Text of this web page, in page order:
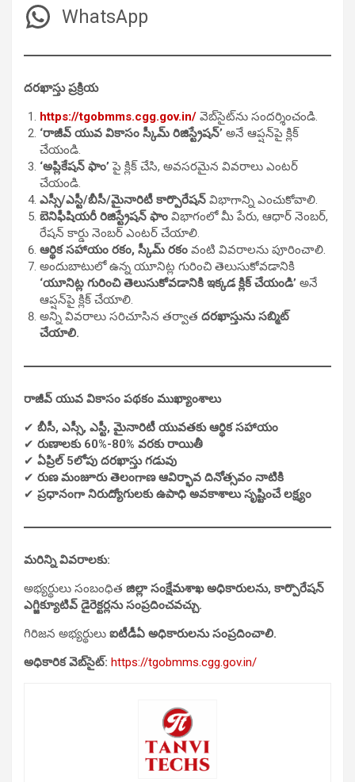
WhatsApp
దరఖాస్తు ప్రక్రియ
https://tgobmms.cgg.gov.in/ వెబ్‌సైట్‌ను సందర్శించండి.
‘రాజీవ్ యువ వికాసం స్కీమ్ రిజిస్ట్రేషన్’ అనే ఆప్షన్‌పై క్లిక్
చేయండి.
‘అప్లికేషన్ ఫాం’ పై క్లిక్ చేసి, అవసరమైన వివరాలు ఎంటర్
చేయండి.
ఎస్సీ/ఎస్టీ/బీసీ/మైనారిటీ కార్పొరేషన్ విభాగాన్ని ఎంచుకోవాలి.
బెనిఫీషియరీ రిజిస్ట్రేషన్ ఫాం విభాగంలో మీ పేరు, ఆధార్ నెంబర్,
రేషన్ కార్డు నెంబర్ ఎంటర్ చేయాలి.
ఆర్థిక సహాయం రకం, స్కీమ్ రకం వంటి వివరాలను పూరించాలి.
అందుబాటులో ఉన్న యూనిట్ల గురించి తెలుసుకోవడానికి
‘యూనిట్ల గురించి తెలుసుకోవడానికి ఇక్కడ క్లిక్ చేయండి’ అనే
ఆప్షన్‌పై క్లిక్ చేయాలి.
అన్ని వివరాలు సరిచూసిన తర్వాత దరఖాస్తును సబ్మిట్
చేయాలి.
రాజీవ్ యువ వికాసం పథకం ముఖ్యాంశాలు
✔ బీసీ, ఎస్సీ, ఎస్టీ, మైనారిటీ యువతకు ఆర్థిక సహాయం
✔ రుణాలకు 60%-80% వరకు రాయితీ
✔ ఏప్రిల్ 5లోపు దరఖాస్తు గడువు
✔ రుణ మంజూరు తెలంగాణ ఆవిర్భావ దినోత్సవం నాటికి
✔ ప్రధానంగా నిరుద్యోగులకు ఉపాధి అవకాశాలు సృష్టించే లక్ష్యం
మరిన్ని వివరాలకు:
అభ్యర్థులు సంబంధిత జిల్లా సంక్షేమశాఖ అధికారులను, కార్పొరేషన్
ఎగ్జిక్యూటివ్ డైరెక్టర్లను సంప్రదించవచ్చు.
గిరిజన అభ్యర్థులు ఐటీడీఏ అధికారులను సంప్రదించాలి.
అధికారిక వెబ్‌సైట్: https://tgobmms.cgg.gov.in/